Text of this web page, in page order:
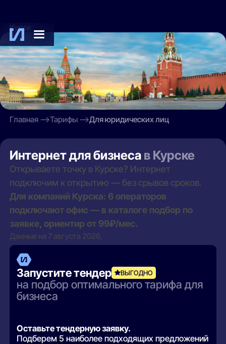
Курск
Главная Тарифы Для юридических лиц
Интернет для бизнеса в Курске
Открываете точку в Курске? Интернет
подключим к открытию — без срывов сроков.
Для компаний Курска: 6 операторов
подключают офис — в каталоге подбор по
заявке, ориентир от 99₽/мес.
Данные на 7 августа 2026.
Запустите тендер ВЫГОДНО
на подбор оптимального тарифа для
бизнеса
Оставьте тендерную заявку.
Подберем 5 наиболее подходящих предложений